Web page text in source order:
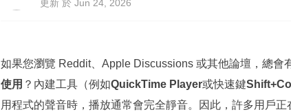
更新 於 Jun 24, 2026
如果您瀏覽 Reddit、Apple Discussions 或其他論壇，總會
使用 ？內建工具（例如QuickTime Player或快速鍵
用程式的聲音時，播放通常會完全靜音。因此，許多用戶